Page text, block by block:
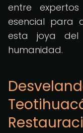
entre
esencial para
esta joya del
humanidad.